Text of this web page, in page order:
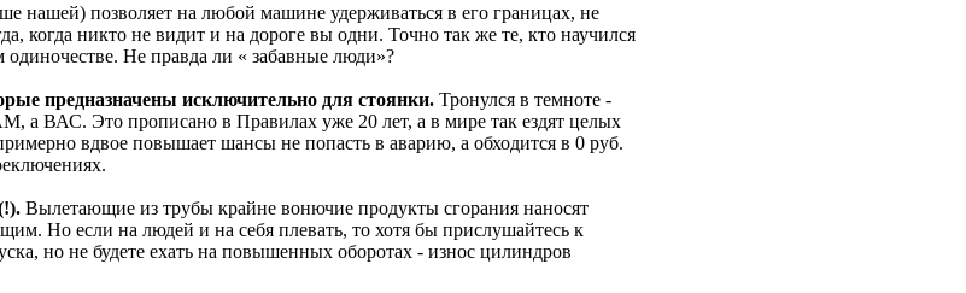
нашей) позволяет на любой машине удерживаться в его границах, не
когда никто не видит и на дороге вы одни. Точно так же те, кто научился
Не правда ли « забавные люди»?
предназначены исключительно для стоянки. Тронулся в темноте -
а ВАС. Это прописано в Правилах уже 20 лет, а в мире так ездят целых
вдвое повышает шансы не попасть в аварию, а обходится в 0 руб.
Вылетающие из трубы крайне вонючие продукты сгорания наносят
Но если на людей и на себя плевать, то хотя бы прислушайтесь к
но не будете ехать на повышенных оборотах - износ цилиндров